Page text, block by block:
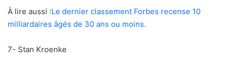
À lire aussi :Le dernier classement Forbes recense 10
milliardaires âgés de 30 ans ou moins.
7- Stan Kroenke